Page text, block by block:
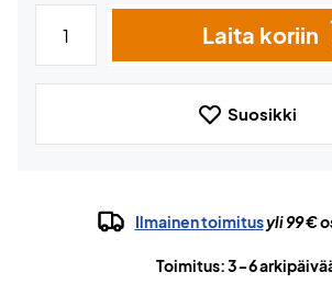
Laita koriin
Suosikki
Ilmainen toimitusyli 99 €
Toimitus: 3-6